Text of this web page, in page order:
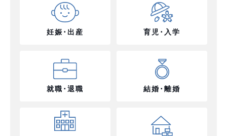
妊娠･出産 育児･入学
就職･退職 結婚･離婚